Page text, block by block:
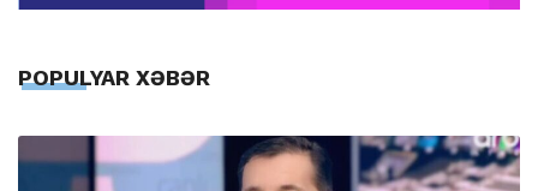
POPULYAR XƏBƏR